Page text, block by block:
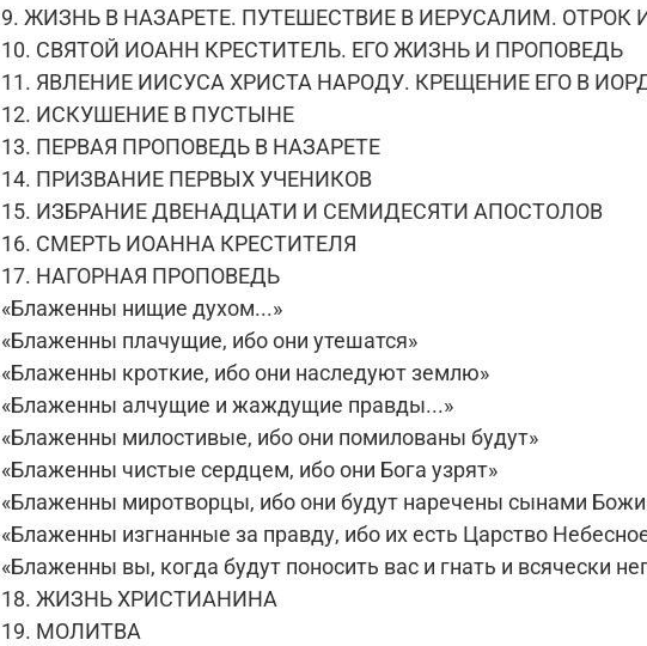
9. ЖИЗНЬ В НАЗАРЕТЕ. ПУТЕШЕСТВИЕ В ИЕРУСАЛИМ. ОТРОК
10. СВЯТОЙ ИОАНН КРЕСТИТЕЛЬ. ЕГО ЖИЗНЬ И ПРОПОВЕДЬ
11. ЯВЛЕНИЕ ИИСУСА ХРИСТА НАРОДУ. КРЕЩЕНИЕ ЕГО В
12. ИСКУШЕНИЕ В ПУСТЫНЕ
13. ПЕРВАЯ ПРОПОВЕДЬ В НАЗАРЕТЕ
14. ПРИЗВАНИЕ ПЕРВЫХ УЧЕНИКОВ
15. ИЗБРАНИЕ ДВЕНАДЦАТИ И СЕМИДЕСЯТИ АПОСТОЛОВ
16. СМЕРТЬ ИОАННА КРЕСТИТЕЛЯ
17. НАГОРНАЯ ПРОПОВЕДЬ
«Блаженны нищие духом...»
«Блаженны плачущие, ибо они утешатся»
«Блаженны кроткие, ибо они наследуют землю»
«Блаженны алчущие и жаждущие правды...»
«Блаженны милостивые, ибо они помилованы будут»
«Блаженны чистые сердцем, ибо они Бога узрят»
«Блаженны миротворцы, ибо они будут наречены сынами
«Блаженны изгнанные за правду, ибо их есть Царство
«Блаженны вы, когда будут поносить вас и гнать и всячески
18. ЖИЗНЬ ХРИСТИАНИНА
19. МОЛИТВА